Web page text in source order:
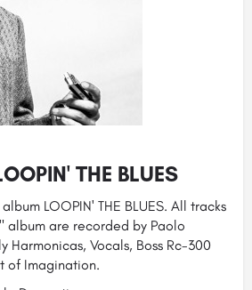
THE BLUES
LOOPIN' THE BLUES. All tracks
album are recorded by Paolo
Harmonicas, Vocals, Boss Rc-300
of Imagination.